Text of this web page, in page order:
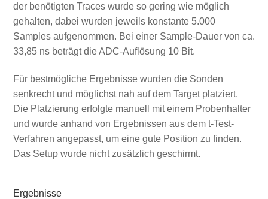
der benötigten Traces wurde so gering wie möglich
gehalten, dabei wurden jeweils konstante 5.000
Samples aufgenommen. Bei einer Sample-Dauer von ca.
33,85 ns beträgt die ADC-Auflösung 10 Bit.
Für bestmögliche Ergebnisse wurden die Sonden
senkrecht und möglichst nah auf dem Target platziert.
Die Platzierung erfolgte manuell mit einem Probenhalter
und wurde anhand von Ergebnissen aus dem t-Test-
Verfahren angepasst, um eine gute Position zu finden.
Das Setup wurde nicht zusätzlich geschirmt.
Ergebnisse